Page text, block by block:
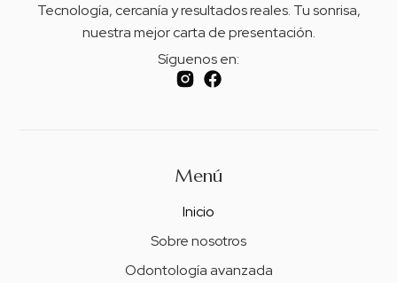
Tecnología, cercanía y resultados reales. Tu sonrisa,
nuestra mejor carta de presentación.
Síguenos en:
Menú
Inicio
Sobre nosotros
Odontología avanzada